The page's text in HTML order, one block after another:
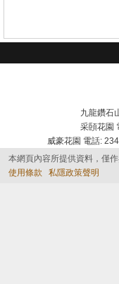
九龍鑽石
采頣花園
威豪花園 電話:
本網頁內容所提供資料，僅
使用條款
私隱政策聲明